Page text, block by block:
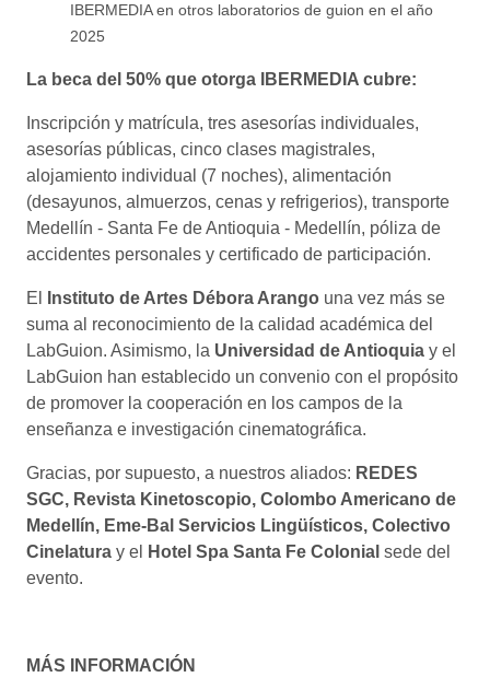
IBERMEDIA en otros laboratorios de guion en el año
2025
La beca del 50% que otorga IBERMEDIA cubre:
Inscripción y matrícula, tres asesorías individuales,
asesorías públicas, cinco clases magistrales,
alojamiento individual (7 noches), alimentación
(desayunos, almuerzos, cenas y refrigerios), transporte
Medellín - Santa Fe de Antioquia - Medellín, póliza de
accidentes personales y certificado de participación.
El Instituto de Artes Débora Arango una vez más se
suma al reconocimiento de la calidad académica del
LabGuion. Asimismo, la Universidad de Antioquia y el
LabGuion han establecido un convenio con el propósito
de promover la cooperación en los campos de la
enseñanza e investigación cinematográfica.
Gracias, por supuesto, a nuestros aliados: REDES
SGC, Revista Kinetoscopio, Colombo Americano de
Medellín, Eme-Bal Servicios Lingüísticos, Colectivo
Cinelatura y el Hotel Spa Santa Fe Colonial sede del
evento.
MÁS INFORMACIÓN